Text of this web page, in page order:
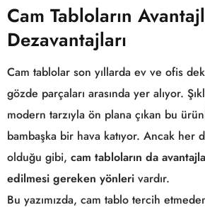
Cam Tabloların
Dezavantajları
Cam tablolar son yıllarda ev ve ofis
gözde parçaları arasında yer alıyor.
modern tarzıyla ön plana çıkan bu
bambaşka bir hava katıyor. Ancak her
olduğu gibi, cam tabloların da
edilmesi gereken yönleri vardır.
Bu yazımızda, cam tablo tercih